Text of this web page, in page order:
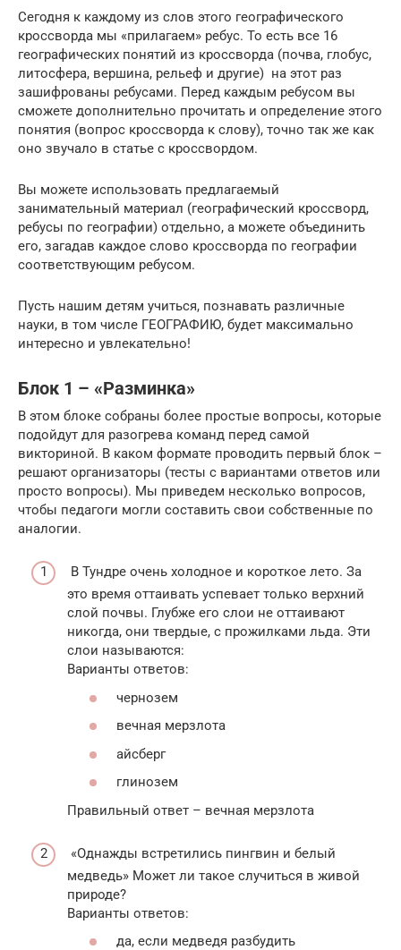
Сегодня к каждому из слов этого географического
кроссворда мы «прилагаем» ребус. То есть все 16
географических понятий из кроссворда (почва, глобус,
литосфера, вершина, рельеф и другие) на этот раз
зашифрованы ребусами. Перед каждым ребусом вы
сможете дополнительно прочитать и определение этого
понятия (вопрос кроссворда к слову), точно так же как
оно звучало в статье с кроссвордом.
Вы можете использовать предлагаемый
занимательный материал (географический кроссворд,
ребусы по географии) отдельно, а можете объединить
его, загадав каждое слово кроссворда по географии
соответствующим ребусом.
Пусть нашим детям учиться, познавать различные
науки, в том числе ГЕОГРАФИЮ, будет максимально
интересно и увлекательно!
Блок 1 – «Разминка»
В этом блоке собраны более простые вопросы, которые
подойдут для разогрева команд перед самой
викториной. В каком формате проводить первый блок –
решают организаторы (тесты с вариантами ответов или
просто вопросы). Мы приведем несколько вопросов,
чтобы педагоги могли составить свои собственные по
аналогии.
В Тундре очень холодное и короткое лето. За
это время оттаивать успевает только верхний
слой почвы. Глубже его слои не оттаивают
никогда, они твердые, с прожилками льда. Эти
слои называются:
Варианты ответов:
чернозем
вечная мерзлота
айсберг
глинозем
Правильный ответ – вечная мерзлота
«Однажды встретились пингвин и белый
медведь» Может ли такое случиться в живой
природе?
Варианты ответов:
да, если медведя разбудить